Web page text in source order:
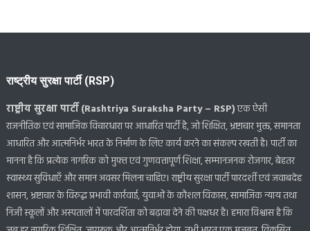
राष्ट्रीय सुरक्षा पार्टी (RSP)
राष्ट्रीय सुरक्षा पार्टी (Rashtriya Suraksha Party – RSP)एक ऐसी
राजनीतिक एवं सामाजिक विचारधारा पर आधारित पार्टी है, जो शिक्षित, भ्रष्टाचार मुक्त, समानता
आधारित और आत्मनिर्भर भारत के निर्माण के लिए कार्य करने का संकल्प रखती है। पार्टी का
मानना है कि प्रत्येक नागरिक को मुफ्त एवं गुणवत्तापूर्ण शिक्षा, सम्मानजनक रोजगार, बेहतर
स्वास्थ्य सुविधाएँ और समान अवसर मिलना चाहिए। राष्ट्रीय सुरक्षा पार्टी पारदर्शी एवं जवाबदेह
शासन, भ्रष्टाचार के विरुद्ध प्रभावी कार्रवाई, युवाओं के कौशल विकास, सामाजिक न्याय तथा
निजी स्कूलों और अस्पतालों में पारदर्शिता को बढ़ावा देने की पक्षधर है। हमारा विश्वास है कि